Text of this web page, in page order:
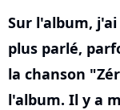
Sur l'album,
plus parlé,
la chanson
l'album. Il y a